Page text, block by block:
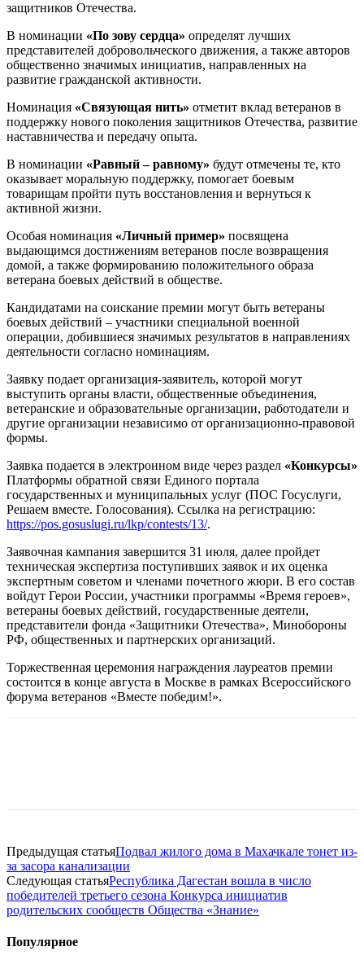
защитников Отечества.
В номинации «По зову сердца» определят лучших
представителей добровольческого движения, а также авторов
общественно значимых инициатив, направленных на
развитие гражданской активности.
Номинация «Связующая нить» отметит вклад ветеранов в
поддержку нового поколения защитников Отечества, развитие
наставничества и передачу опыта.
В номинации «Равный – равному» будут отмечены те, кто
оказывает моральную поддержку, помогает боевым
товарищам пройти путь восстановления и вернуться к
активной жизни.
Особая номинация «Личный пример» посвящена
выдающимся достижениям ветеранов после возвращения
домой, а также формированию положительного образа
ветерана боевых действий в обществе.
Кандидатами на соискание премии могут быть ветераны
боевых действий – участники специальной военной
операции, добившиеся значимых результатов в направлениях
деятельности согласно номинациям.
Заявку подает организация-заявитель, которой могут
выступить органы власти, общественные объединения,
ветеранские и образовательные организации, работодатели и
другие организации независимо от организационно-правовой
формы.
Заявка подается в электронном виде через раздел «Конкурсы»
Платформы обратной связи Единого портала
государственных и муниципальных услуг (ПОС Госуслуги,
Решаем вместе. Голосования). Ссылка на регистрацию:
https://pos.gosuslugi.ru/lkp/contests/13/.
Заявочная кампания завершится 31 июля, далее пройдет
техническая экспертиза поступивших заявок и их оценка
экспертным советом и членами почетного жюри. В его состав
войдут Герои России, участники программы «Время героев»,
ветераны боевых действий, государственные деятели,
представители фонда «Защитники Отечества», Минобороны
РФ, общественных и партнерских организаций.
Торжественная церемония награждения лауреатов премии
состоится в конце августа в Москве в рамках Всероссийского
форума ветеранов «Вместе победим!».
Предыдущая статьяПодвал жилого дома в Махачкале тонет из-
за засора канализации
Следующая статьяРеспублика Дагестан вошла в число
победителей третьего сезона Конкурса инициатив
родительских сообществ Общества «Знание»
Популярное